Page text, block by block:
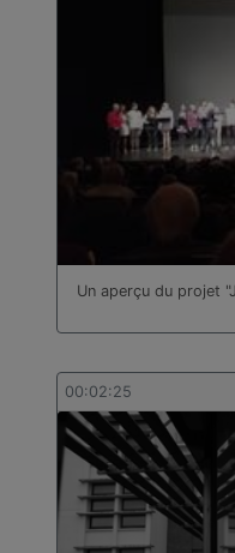
Un aperçu du projet
00:02:25